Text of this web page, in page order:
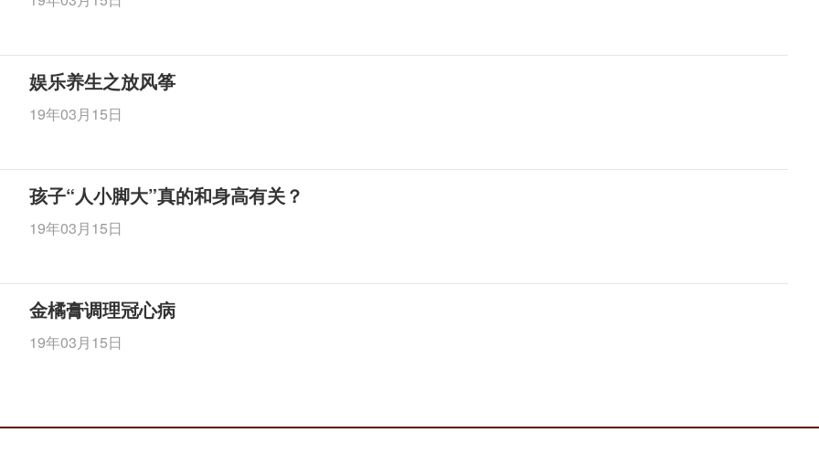
娱乐养生之放风筝
19年03月15日
孩子“人小脚大”真的和身高有关？
19年03月15日
金橘膏调理冠心病
19年03月15日